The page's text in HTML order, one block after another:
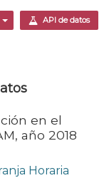
API de datos
en el
año 2018
Horaria